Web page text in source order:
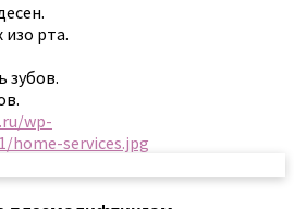
рта.
зубов.